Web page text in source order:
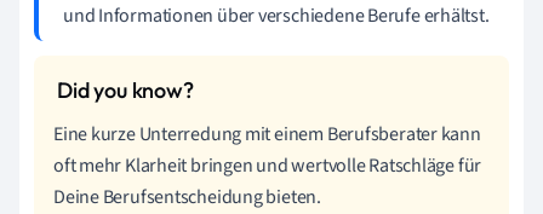
und Informationen über verschiedene Berufe erhältst.
Eine kurze Unterredung mit einem Berufsberater kann
oft mehr Klarheit bringen und wertvolle Ratschläge für
Deine Berufsentscheidung bieten.